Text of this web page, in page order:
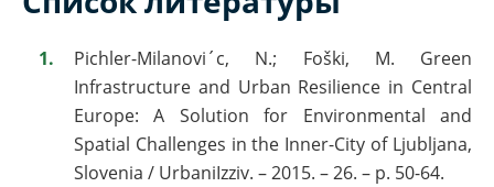
Pichler-Milanovi´c, N.; Foški, M. Green
Infrastructure and Urban Resilience in Central
Europe: A Solution for Environmental and
Spatial Challenges in the Inner-City of Ljubljana,
Slovenia / UrbaniIzziv. – 2015. – 26. – p. 50-64.